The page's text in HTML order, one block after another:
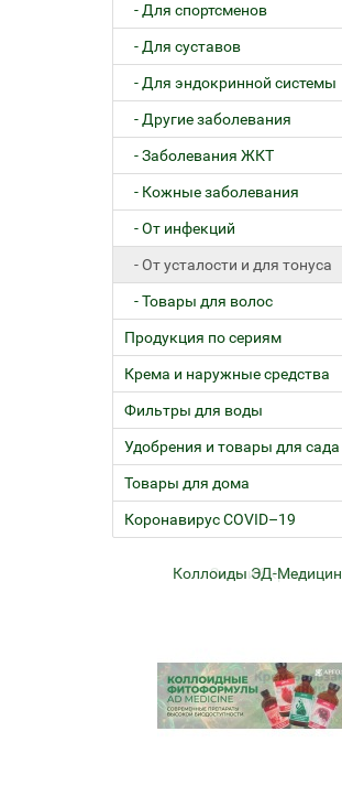
- Для спортсменов
- Для суставов
- Для эндокринной системы
- Другие заболевания
- Заболевания ЖКТ
- Кожные заболевания
- От инфекций
- От усталости и для тонуса
- Товары для волос
Продукция по сериям
Крема и наружные средства
Фильтры для воды
Удобрения и товары для сада
Товары для дома
Коронавирус COVID–19
Коллоиды ЭД-Медицин